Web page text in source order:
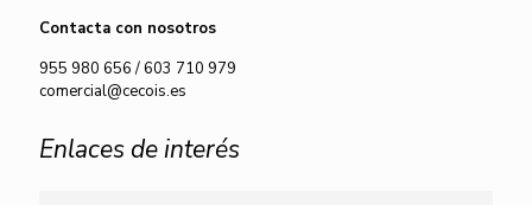
Contacta con nosotros
955 980 656/603 710 979
comercial@cecois.es
Enlaces de interés